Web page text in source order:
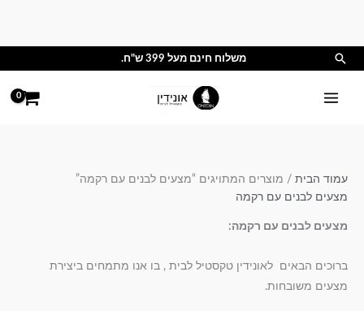
חיפוש משלוח חינם מעל 399 ש"ח.
עמוד הבית / מוצרים המתויגים “מצעים לבנים עם רקמה”
מצעים לבנים עם רקמה
מצעים לבנים עם רקמה:
ברוכים הבאים לאונידין טקסטיל לבית , בו אנו מתמחים ביצירת
מצעים משובחות.